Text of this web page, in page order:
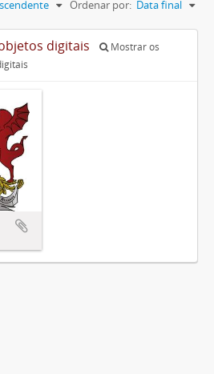
Ordenar por: Data final
digitais
Mostrar os